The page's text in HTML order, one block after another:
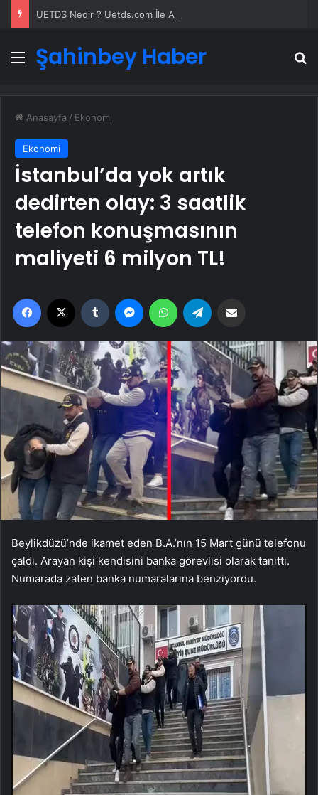
Menü
Şahinbey Haber
Anasayfa / Ekonomi
Ekonomi
İstanbul’da yok artık
dedirten olay: 3 saatlik
telefon konuşmasının
maliyeti 6 milyon TL!
Facebook Tumblr MessengerWhatsApp
Beylikdüzü’nde ikamet eden B.A.’nın 15 Mart günü telefonu
çaldı. Arayan kişi kendisini banka görevlisi olarak tanıttı.
Numarada zaten banka numaralarına benziyordu.